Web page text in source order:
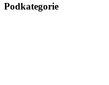
Podkategorie